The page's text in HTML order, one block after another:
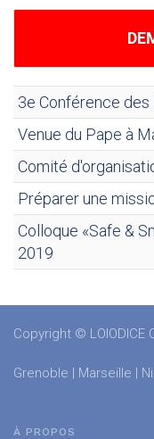
3e Conférence des
Venue du Pape à
Comité
Préparer une
Colloque «Safe &
2019
Copyright ©
Grenoble | Marseille |
À PROPOS